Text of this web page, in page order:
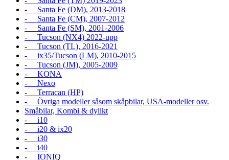
- Santa Fe (DM), 2013-2018
- Santa Fe (CM), 2007-2012
- Santa Fe (SM), 2001-2006
- Tucson (NX4) 2022-upp
- Tucson (TL), 2016-2021
- ix35/Tucson (LM), 2010-2015
- Tucson (JM), 2005-2009
- KONA
- Nexo
- Terracan (HP)
- Övriga modeller såsom skåpbilar, USA-modeller osv.
Småbilar, Kombi & dylikt
- i10
- i20 & ix20
- i30
- i40
- IONIQ